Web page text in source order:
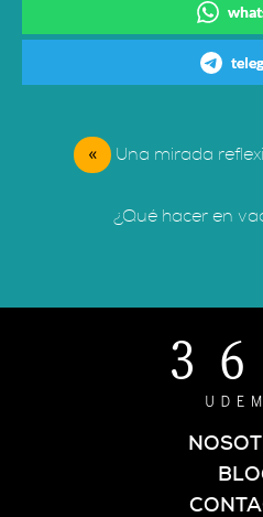
« Una mirada
¿Qué hacer en